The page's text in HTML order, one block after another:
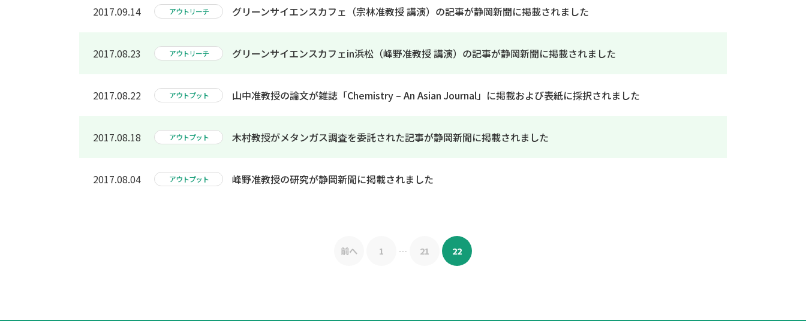
2017.09.14 アウトリーチ グリーンサイエンスカフェ（宗林准教授 講演）の記事が静岡新聞に掲載されました
2017.08.23 アウトリーチ グリーンサイエンスカフェin浜松（峰野准教授 講演）の記事が静岡新聞に掲載されました
2017.08.22 アウトプット 山中准教授の論文が雑誌「Chemistry – An Asian Journal」に掲載および表紙に採択されました
2017.08.18 アウトプット 木村教授がメタンガス調査を委託された記事が静岡新聞に掲載されました
2017.08.04 アウトプット 峰野准教授の研究が静岡新聞に掲載されました
前へ 1 … 21 22